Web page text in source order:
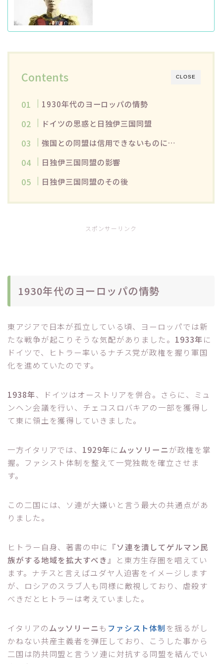
CLOSE
Contents
1930年代のヨーロッパの情勢
ドイツの思惑と日独伊三国同盟
強国との同盟は信用できないものに…
日独伊三国同盟の影響
日独伊三国同盟のその後
スポンサーリンク
1930年代のヨーロッパの情勢
東アジアで日本が孤立している頃、ヨーロッパでは新
たな戦争が起こりそうな気配がありました。 1933年に
ドイツで、ヒトラー率いるナチス党が政権を握り軍国
化を進めていたのです。
1938年、ドイツはオーストリアを併合。さらに、ミュ
ンヘン会議を行い、チェコスロバキアの一部を獲得し
て東に領土を獲得していきました。
一方イタリアでは、 1929年にムッソリーニが政権を掌
握。ファシスト体制を整えて一党独裁を確立させま
す。
この二国には、ソ連が大嫌いと言う最大の共通点があ
りました。
ヒトラー自身、著書の中に『ソ連を潰してゲルマン民
族がする地域を拡大すべき 』と東方生存圏を唱えてい
ます。ナチスと言えばユダヤ人迫害をイメージします
が、ロシアのスラブ人も同様に敵視しており、虐殺す
べきだとヒトラーは考えていました。
イタリアのムッソリーニも ファシスト体制 を揺るがし
かねない共産主義者を弾圧しており、こうした事から
二国は防共同盟と言うソ連に対抗する同盟を結んでい